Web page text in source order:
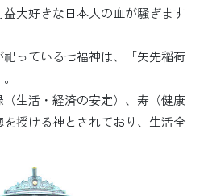
大好きな日本人の血が騒ぎます
っている七福神は、「矢先稲荷
生活・経済の安定）、寿（健康
授ける神とされており、生活全